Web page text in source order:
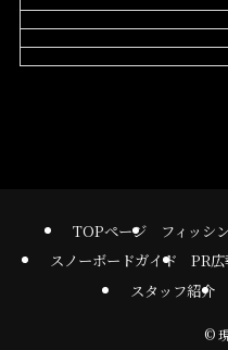
TOPページ フィッシ
スノーボードガイド
PR
スタッフ紹介
©